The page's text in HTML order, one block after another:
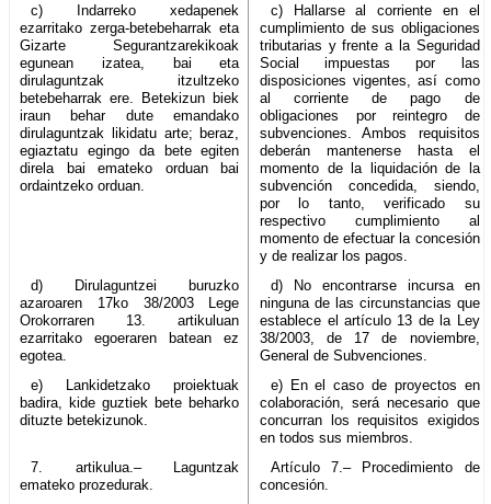
c) Indarreko xedapenek
ezarritako zerga-betebeharrak eta
Gizarte Segurantzarekikoak
egunean izatea, bai eta
dirulaguntzak itzultzeko
betebeharrak ere. Betekizun biek
iraun behar dute emandako
dirulaguntzak likidatu arte; beraz,
egiaztatu egingo da bete egiten
direla bai emateko orduan bai
ordaintzeko orduan.
c) Hallarse al corriente en el
cumplimiento de sus obligaciones
tributarias y frente a la Seguridad
Social impuestas por las
disposiciones vigentes, así como
al corriente de pago de
obligaciones por reintegro de
subvenciones. Ambos requisitos
deberán mantenerse hasta el
momento de la liquidación de la
subvención concedida, siendo,
por lo tanto, verificado su
respectivo cumplimiento al
momento de efectuar la concesión
y de realizar los pagos.
d) Dirulaguntzei buruzko
azaroaren 17ko 38/2003 Lege
Orokorraren 13. artikuluan
ezarritako egoeraren batean ez
egotea.
d) No encontrarse incursa en
ninguna de las circunstancias que
establece el artículo 13 de la Ley
38/2003, de 17 de noviembre,
General de Subvenciones.
e) Lankidetzako proiektuak
badira, kide guztiek bete beharko
dituzte betekizunok.
e) En el caso de proyectos en
colaboración, será necesario que
concurran los requisitos exigidos
en todos sus miembros.
7. artikulua.– Laguntzak
emateko prozedurak.
Artículo 7.– Procedimiento de
concesión.